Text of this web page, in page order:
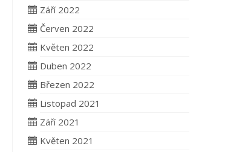
Září 2022
Červen 2022
Květen 2022
Duben 2022
Březen 2022
Listopad 2021
Září 2021
Květen 2021